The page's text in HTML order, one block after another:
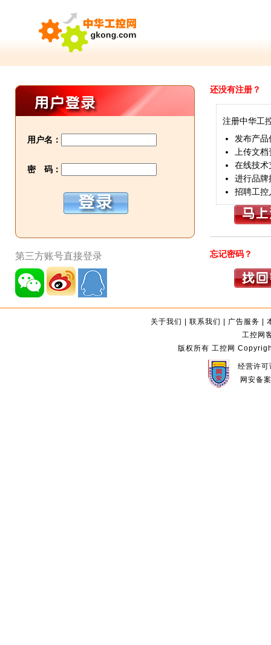
用户名：
密 码：
第三方账号直接登录
还没有注册？
注册中华工
发布产品
上传文档
在线技术
进行品牌
招聘工控
忘记密码？
关于我们 |联系我们 | 广告服务 |
工控网
版权所有 工控网
经营许
网安备